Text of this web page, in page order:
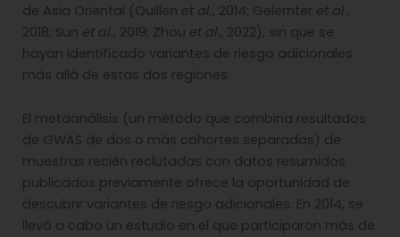
de Asia Oriental (Quillen et al. , 2014; Gelernter et al. ,
2018; Sun et al., 2019; Zhou et al. , 2022), sin que se
hayan identificado variantes de riesgo adicionales
más allá de estas dos regiones.
El metaanálisis (un método que combina resultados
de GWAS de dos o más cohortes separadas) de
muestras recién reclutadas con datos resumidos
publicados previamente ofrece la oportunidad de
descubrir variantes de riesgo adicionales. En 2014, se
llevó a cabo un estudio en el que participaron más de